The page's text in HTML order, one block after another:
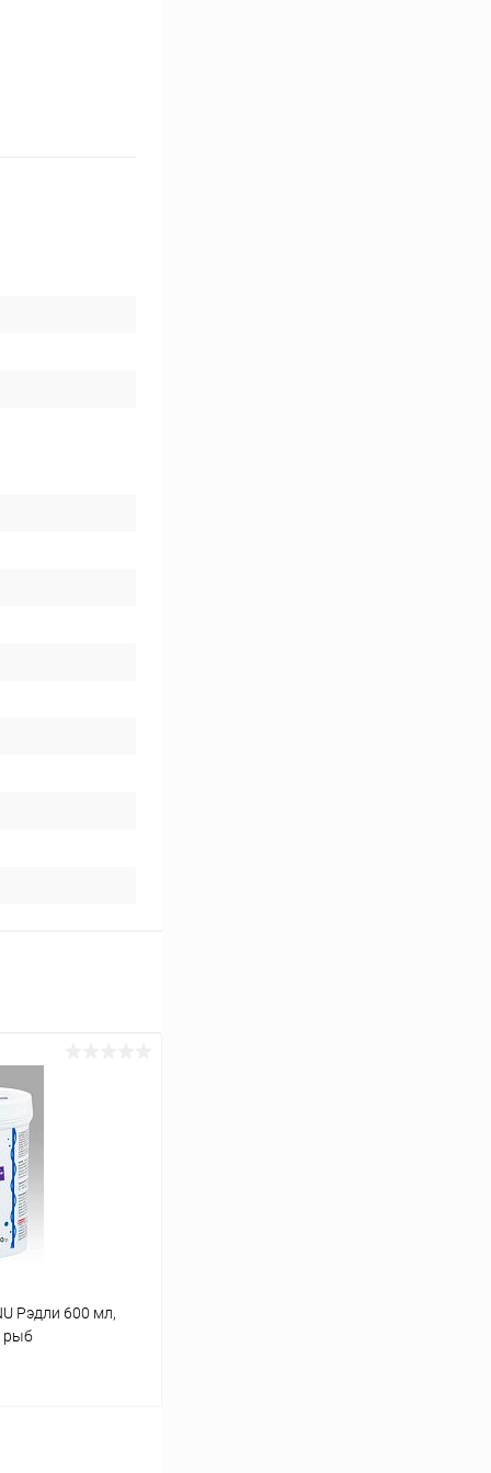
Рэдли 600 мл,
рыб